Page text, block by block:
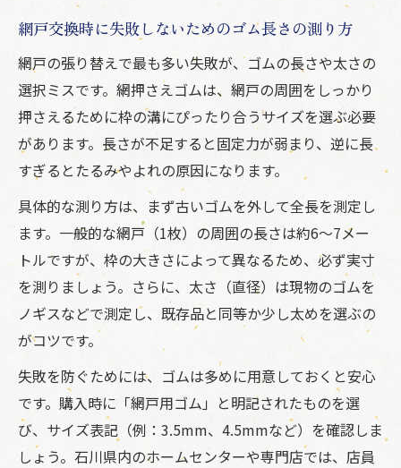
虫の侵入を防ぐ網戸の工夫とゴムの重要性
め
季節ごとの網戸活用と張り替えのタイミン
グ
網戸の張り替え後に気を付けたいメンテナ
網戸の張り替えで後悔しない判断基準
網戸張り替えのタイミングを見極めるポイ
ント
網戸ゴムの劣化サインと交換時期の判断方
法
網戸の張り替えで後悔しないための準備事
網戸の規格違いによる失敗を防ぐ事前確認
法
網戸交換時に失敗しないためのゴム長さの測り方
網戸の張り替えで最も多い失敗が、ゴムの長さや太さの
選択ミスです。網押さえゴムは、網戸の周囲をしっかり
押さえるために枠の溝にぴったり合うサイズを選ぶ必要
があります。長さが不足すると固定力が弱まり、逆に長
すぎるとたるみやよれの原因になります。
具体的な測り方は、まず古いゴムを外して全長を測定し
ます。一般的な網戸（1枚）の周囲の長さは約6〜7メー
トルですが、枠の大きさによって異なるため、必ず実寸
を測りましょう。さらに、太さ（直径）は現物のゴムを
ノギスなどで測定し、既存品と同等か少し太めを選ぶの
がコツです。
失敗を防ぐためには、ゴムは多めに用意しておくと安心
です。購入時に「網戸用ゴム」と明記されたものを選
び、サイズ表記（例：3.5mm、4.5mmなど）を確認しま
しょう。石川県内のホームセンターや専門店では、店員